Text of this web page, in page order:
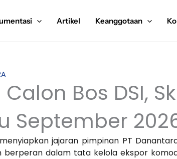
Artikel Keanggotaan
Bos DSI,
September
jajaran pimpinan PT
berperan dalam tata kelola ekspor